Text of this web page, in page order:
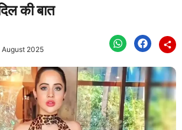
की बात
August 2025